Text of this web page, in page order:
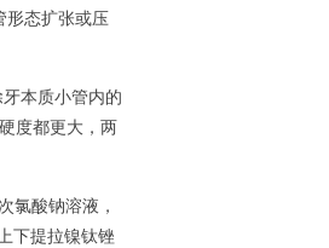
形态扩张或压
本质小管内的
度都更大，两
氯酸钠溶液，
下提拉镍钛锉